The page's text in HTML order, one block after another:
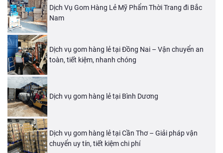
Dịch Vụ Gom Hàng Lẻ Mỹ Phẩm Thời Trang đi Bắc
Nam
Dịch vụ gom hàng lẻ tại Đồng Nai – Vận chuyển an
toàn, tiết kiệm, nhanh chóng
Dịch vụ gom hàng lẻ tại Bình Dương
Dịch vụ gom hàng lẻ tại Cần Thơ – Giải pháp vận
chuyển uy tín, tiết kiệm chi phí